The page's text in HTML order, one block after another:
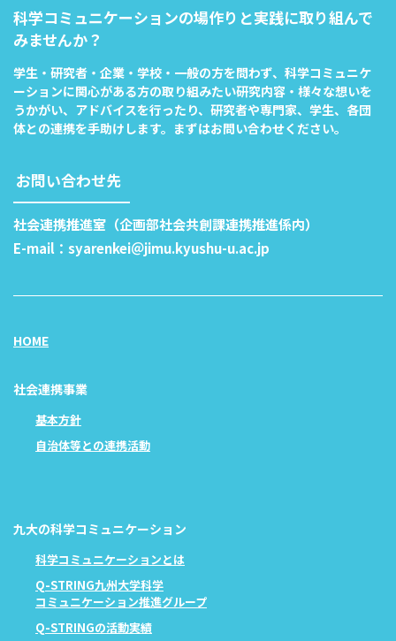
科学コミュニケーションの場作りと実践に取り組んで
みませんか？
学生・研究者・企業・学校・一般の方を問わず、科学コミュニケ
ーションに関心がある方の取り組みたい研究内容・様々な想いを
うかがい、アドバイスを行ったり、研究者や専門家、学生、各団
体との連携を手助けします。まずはお問い合わせください。
お問い合わせ先
社会連携推進室（企画部社会共創課連携推進係内）
E-mail：syarenkei＠jimu.kyushu-u.ac.jp
HOME
社会連携事業
基本方針
自治体等との連携活動
九大の科学コミュニケーション
科学コミュニケーションとは
Q-STRING九州大学科学
コミュニケーション推進グループ
Q-STRINGの活動実績